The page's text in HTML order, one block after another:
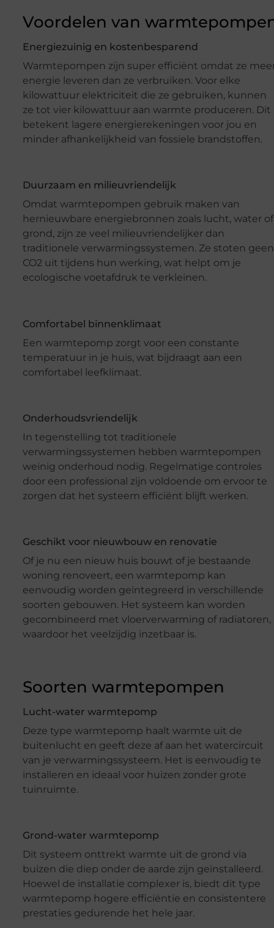
Voordelen van
Energiezuinig en kostenbesparend
Warmtepompen zijn super efficiënt omdat ze
energie leveren dan ze verbruiken. Voor elke
kilowattuur elektriciteit die ze gebruiken, kunnen
ze tot vier kilowattuur aan warmte produceren. Dit
betekent lagere energierekeningen voor jou en
minder afhankelijkheid van fossiele brandstoffen.
Duurzaam en milieuvriendelijk
Omdat warmtepompen gebruik maken van
hernieuwbare energiebronnen zoals lucht, water of
grond, zijn ze veel milieuvriendelijker dan
traditionele verwarmingssystemen. Ze stoten geen
CO2 uit tijdens hun werking, wat helpt om je
ecologische voetafdruk te verkleinen.
Comfortabel binnenklimaat
Een warmtepomp zorgt voor een constante
temperatuur in je huis, wat bijdraagt aan een
comfortabel leefklimaat.
Onderhoudsvriendelijk
In tegenstelling tot traditionele
verwarmingssystemen hebben warmtepompen
weinig onderhoud nodig. Regelmatige controles
door een professional zijn voldoende om ervoor te
zorgen dat het systeem efficiënt blijft werken.
Geschikt voor nieuwbouw en renovatie
Of je nu een nieuw huis bouwt of je bestaande
woning renoveert, een warmtepomp kan
eenvoudig worden geïntegreerd in verschillende
soorten gebouwen. Het systeem kan worden
gecombineerd met vloerverwarming of radiatoren,
waardoor het veelzijdig inzetbaar is.
Soorten warmtepompen
Lucht-water warmtepomp
Deze type warmtepomp haalt warmte uit de
buitenlucht en geeft deze af aan het watercircuit
van je verwarmingssysteem. Het is eenvoudig te
installeren en ideaal voor huizen zonder grote
tuinruimte.
Grond-water warmtepomp
Dit systeem onttrekt warmte uit de grond via
buizen die diep onder de aarde zijn geïnstalleerd.
Hoewel de installatie complexer is, biedt dit type
warmtepomp hogere efficiëntie en consistentere
prestaties gedurende het hele jaar.